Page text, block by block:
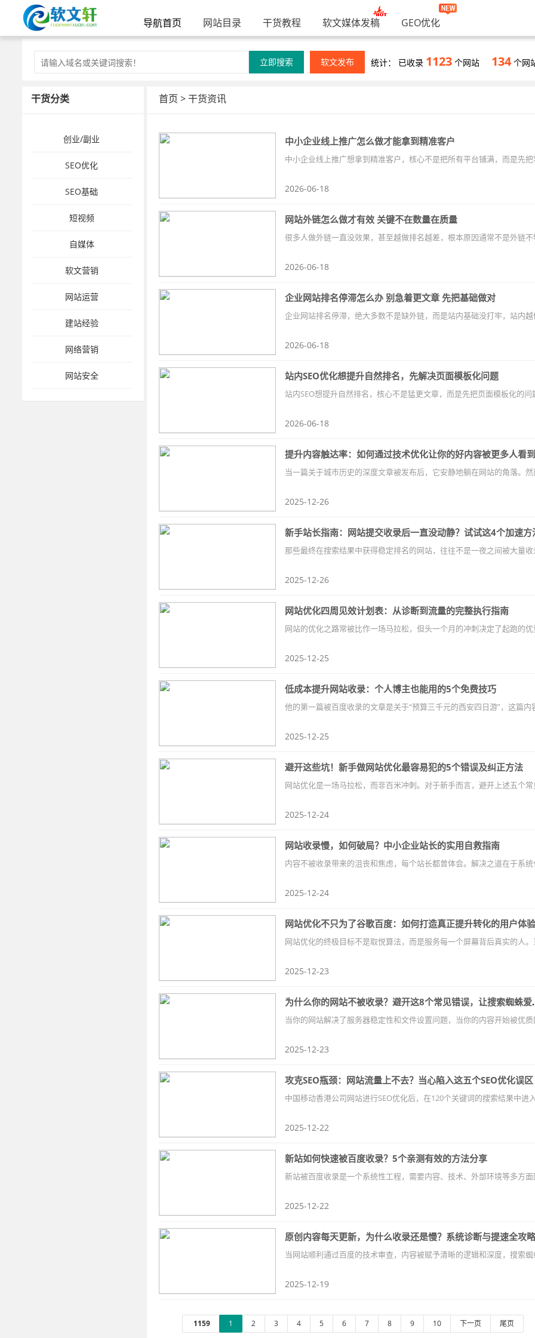
导航首页 网站目录 干货教程 软文媒体发稿 GEO优化
软文发布
立即搜索 统计： 已收录 1123 个网站 134个网
干货分类
创业/副业
SEO优化
SEO基础
短视频
自媒体
软文营销
网站运营
建站经验
网络营销
网站安全
首页 >干货资讯
中小企业线上推广怎么做才能拿到精准客户
2026-06-18
网站外链怎么做才有效 关键不在数量在质量
2026-06-18
企业网站排名停滞怎么办 别急着更文章 先把基础做对
2026-06-18
站内SEO优化想提升自然排名，先解决页面模板化问题
2026-06-18
提升内容触达率：如何通过技术优化让你的好内容被更多人看到
2025-12-26
新手站长指南：网站提交收录后一直没动静？试试这4个加速方
2025-12-26
网站优化四周见效计划表：从诊断到流量的完整执行指南
2025-12-25
低成本提升网站收录：个人博主也能用的5个免费技巧
2025-12-25
避开这些坑！新手做网站优化最容易犯的5个错误及纠正方法
2025-12-24
网站收录慢，如何破局？中小企业站长的实用自救指南
2025-12-24
网站优化不只为了谷歌百度：如何打造真正提升转化的用户体
2025-12-23
为什么你的网站
2025-12-23
攻克SEO瓶颈：网站流量上不去？当心陷入这五个SEO优化误区
2025-12-22
新站如何快速被百度收录？5个亲测有效的方法分享
2025-12-22
原创内容每天更新，为什么收录还是慢？系统诊断与提速全攻
2025-12-19
1159 1 2 3 4 5 6 7 8 9 10 下一页 尾页